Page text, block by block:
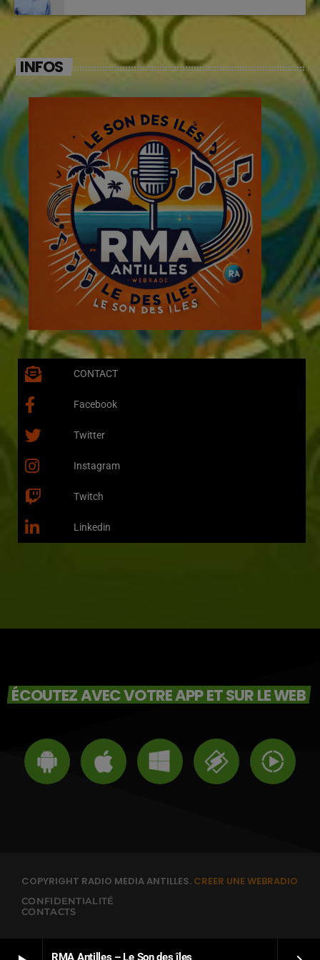
RMA Antilles – Le Son des îles
INFOS
CONTACT
Facebook
Twitter
Instagram
Twitch
Linkedin
ÉCOUTEZ AVEC VOTRE APP ET SUR LE WEB
COPYRIGHT RADIO MEDIA ANTILLES. CREER UNE WEBRADIO
CONFIDENTIALITÉ
CONTACTS